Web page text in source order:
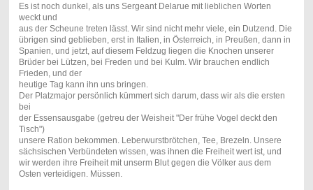
Es ist noch dunkel, als uns Sergeant Delarue mit lieblichen Worten
weckt und
aus der Scheune treten lässt. Wir sind nicht mehr viele, ein Dutzend. Die
übrigen sind geblieben, erst in Italien, in Österreich, in Preußen, dann in
Spanien, und jetzt, auf diesem Feldzug liegen die Knochen unserer
Brüder bei Lützen, bei Freden und bei Kulm. Wir brauchen endlich
Frieden, und der
heutige Tag kann ihn uns bringen.
Der Platzmajor persönlich kümmert sich darum, dass wir als die ersten
bei
der Essensausgabe (getreu der Weisheit "Der frühe Vogel deckt den
Tisch")
unsere Ration bekommen. Leberwurstbrötchen, Tee, Brezeln. Unsere
sächsischen Verbündeten wissen, was ihnen die Freiheit wert ist, und
wir werden ihre Freiheit mit unserm Blut gegen die Völker aus dem
Osten verteidigen. Müssen.